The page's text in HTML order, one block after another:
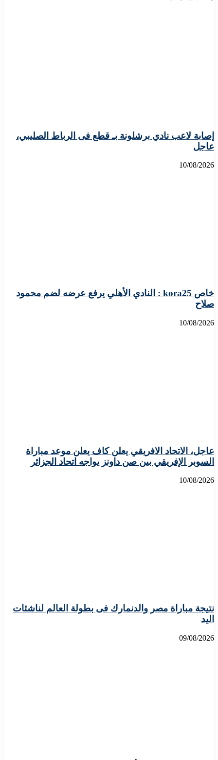
إصابة لاعب نادي برشلونة بـ قطع فى الرباط الصليبي،
عاجل
10/08/2026
خاص kora25 : النادي الأهلي يرفع عرضه لضم محمود
صلاح
10/08/2026
عاجل، الاتحاد الافريقي يعلن كاف يعلن موعد مباراة
السوبر الإفريقي بين صن داونز يواجه اتحاد الجزائر
10/08/2026
نتيجة مباراة مصر والدنمارك فى بطولة العالم لناشئات
اليد
09/08/2026